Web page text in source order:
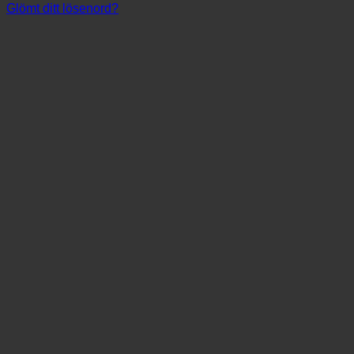
Glömt ditt lösenord?